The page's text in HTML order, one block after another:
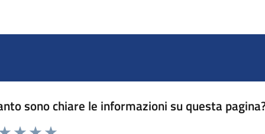
sono chiare le informazioni su questa
da 1 a 5 stelle la pagina